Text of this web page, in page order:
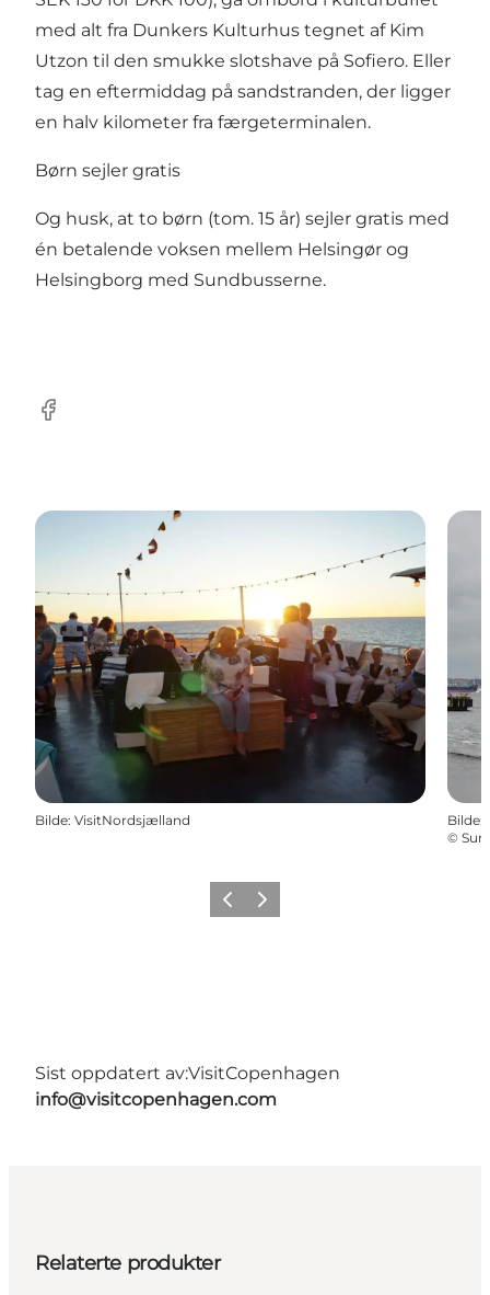
med alt fra Dunkers Kulturhus tegnet af Kim
Utzon til den smukke slotshave på Sofiero. Eller
tag en eftermiddag på sandstranden, der ligger
en halv kilometer fra færgeterminalen.
Børn sejler gratis
Og husk, at to børn (tom. 15 år) sejler gratis med
én betalende voksen mellem Helsingør og
Helsingborg med Sundbusserne.
Facebook
Bilde: VisitNordsjælland Bilde:
©
ForrigeNeste
Sist oppdatert av:VisitCopenhagen
info@visitcopenhagen.com
Relaterte produkter